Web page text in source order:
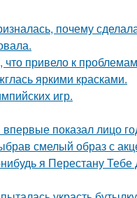
почему
привело к
яркими красками.
игр.
показал лицо
смелый образ с
я Перестану